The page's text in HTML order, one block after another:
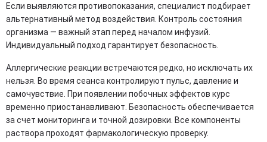
Если выявляются противопоказания, специалист подбирает
альтернативный метод воздействия. Контроль состояния
организма — важный этап перед началом инфузий.
Индивидуальный подход гарантирует безопасность.
Аллергические реакции встречаются редко, но исключать их
нельзя. Во время сеанса контролируют пульс, давление и
самочувствие. При появлении побочных эффектов курс
временно приостанавливают. Безопасность обеспечивается
за счет мониторинга и точной дозировки. Все компоненты
раствора проходят фармакологическую проверку.